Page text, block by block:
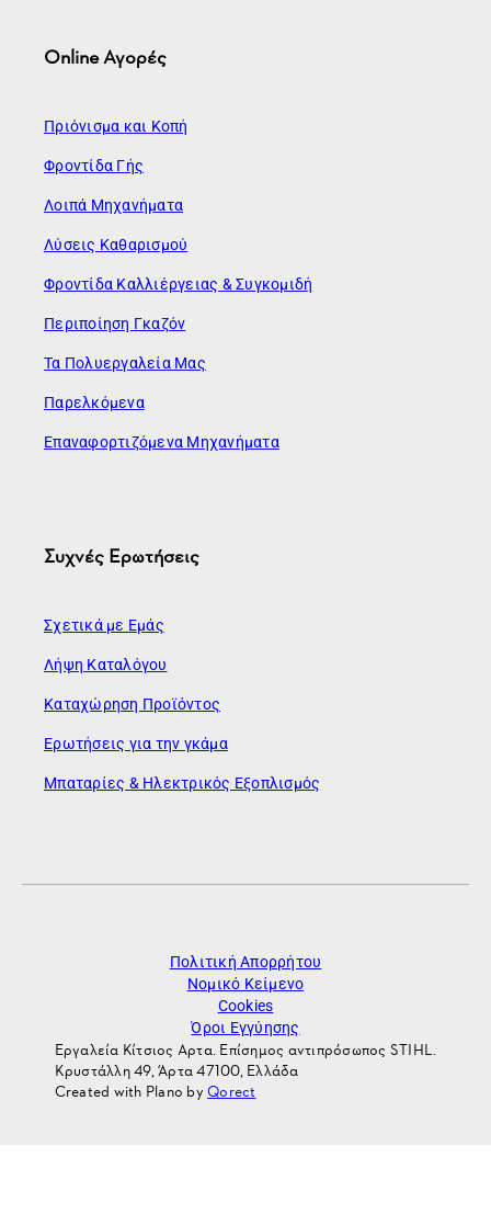
Online Αγορές
Πριόνισμα και Κοπή
Φροντίδα Γής
Λοιπά Μηχανήματα
Λύσεις Καθαρισμού
Φροντίδα Καλλιέργειας & Συγκομιδή
Περιποίηση Γκαζόν
Τα Πολυεργαλεία Μας
Παρελκόμενα
Επαναφορτιζόμενα Μηχανήματα
Συχνές Ερωτήσεις
Σχετικά με Εμάς
Λήψη Καταλόγου
Καταχώρηση Προϊόντος
Ερωτήσεις για την γκάμα
Μπαταρίες & Ηλεκτρικός Εξοπλισμός
Πολιτική Απορρήτου
Νομικό Κείμενο
Cookies
Όροι Εγγύησης
Εργαλεία Κίτσιος Αρτα. Επίσημος αντιπρόσωπος STIHL.
Κρυστάλλη 49, Άρτα 47100, Ελλάδα
Created with Plano byQorect